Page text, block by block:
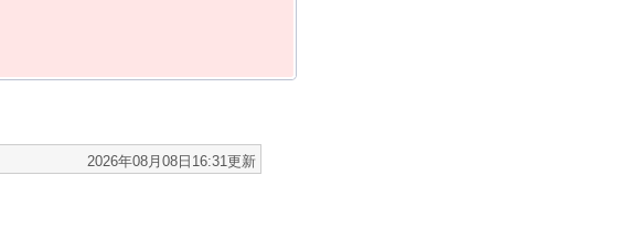
2026年08月08日16:31更新